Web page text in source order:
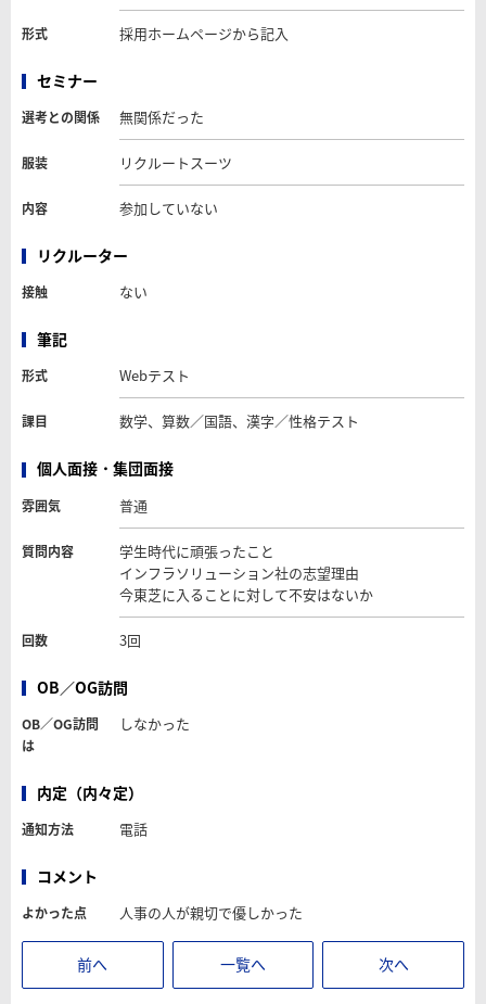
形式 採用ホームページから記入
セミナー
選考との関係 無関係だった
服装 リクルートスーツ
内容 参加していない
リクルーター
接触 ない
筆記
形式 Webテスト
課目 数学、算数／国語、漢字／性格テスト
個人面接・集団面接
雰囲気 普通
質問内容
学生時代に頑張ったこと
インフラソリューション社の志望理由
今東芝に入ることに対して不安はないか
回数 3回
OB／OG訪問
OB／OG訪問
は
しなかった
内定（内々定）
通知方法 電話
コメント
よかった点 人事の人が親切で優しかった
前へ 一覧へ 次へ